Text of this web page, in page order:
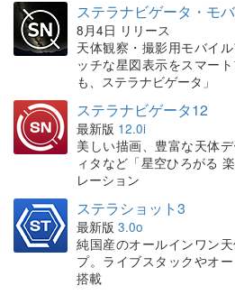
ステラナビゲータ・モ
8月4日 リリース
天体観察・撮影用モバイ
ッチな星図表示をスマー
も、ステラナビゲータ」
ステラナビゲータ12
最新版 12.0i
美しい描画、豊富な天体
ィタなど「星空ひろがる
レーション
ステラショット3
最新版 3.0o
純国産のオールインワン
プ。ライブスタックやオ
搭載